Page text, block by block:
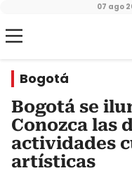
07 ago
Bogotá
Bogotá se
Conozca las
actividades
artísticas